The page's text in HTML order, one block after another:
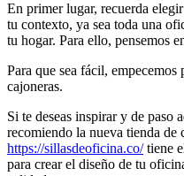
En primer lugar, recuerda
tu contexto, ya sea toda una
tu hogar. Para ello, pensemos
Para que sea fácil,
cajoneras.
Si te deseas inspirar y de paso
recomiendo la nueva tienda de
https://sillasdeoficina.co/tiene
para crear el diseño de tu